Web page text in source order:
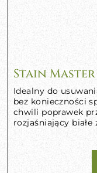
Stain Master
Idealny do
bez konieczności
chwili poprawek
rozjaśniający białe